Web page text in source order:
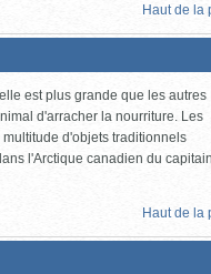
Haut de la
est plus grande que les autres
d'arracher la nourriture. Les
d'objets traditionnels
l'Arctique canadien du
Haut de la